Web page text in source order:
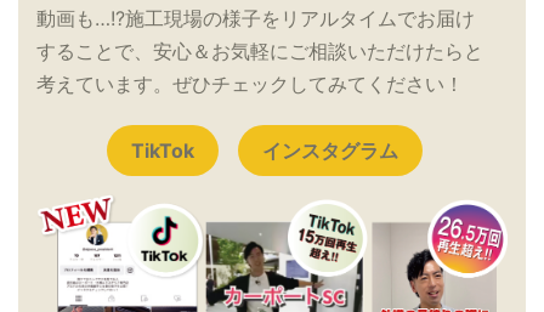
動画も…!?施工現場の様子をリアルタイムでお届け
することで、安心＆お気軽にご相談いただけたらと
考えています。ぜひチェックしてみてください！
TikTok インスタグラム